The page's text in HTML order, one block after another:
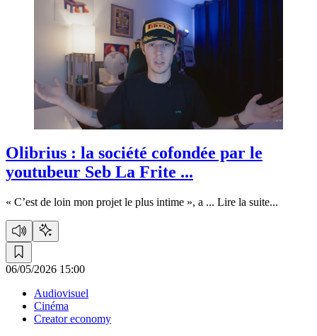
Olibrius : la société cofondée par le
youtubeur Seb La Frite ...
« C’est de loin mon projet le plus intime », a ... Lire la suite...
06/05/2026 15:00
Audiovisuel
Cinéma
Creator economy